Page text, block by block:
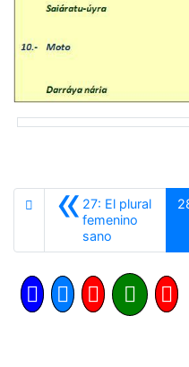
«27: El plural
femenino
sano